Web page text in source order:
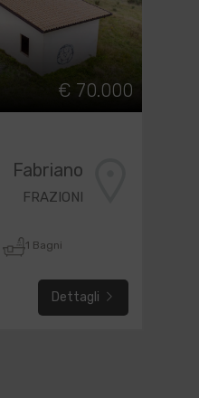
€ 70.000
Fabriano
FRAZIONI
1 Bagni
Dettagli